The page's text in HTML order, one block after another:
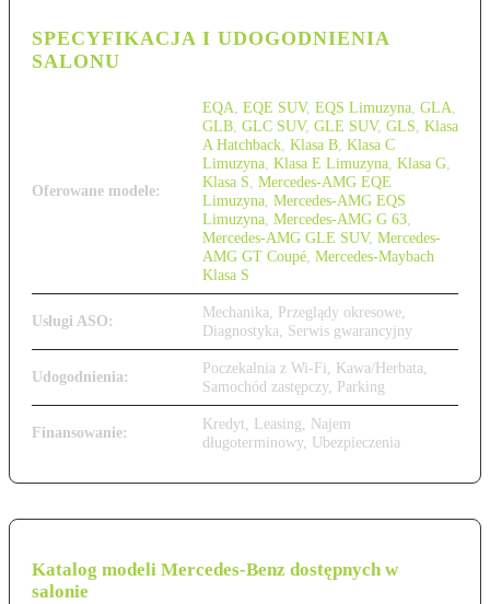
SPECYFIKACJA I UDOGODNIENIA
SALONU
Oferowane modele:
EQA EQE SUV, EQS Limuzyna GLA
GLB GLC SUV, GLE SUV, GLS Klasa
A Hatchback Klasa B Klasa C
Limuzyna Klasa E Limuzyna Klasa G
Klasa S Mercedes-AMG EQE
Limuzyna Mercedes-AMG EQS
Limuzyna Mercedes-AMG G 63
Mercedes-AMG GLE SUV, Mercedes-
AMG GT Coupé Mercedes-Maybach
Klasa S
Usługi ASO:
Mechanika, Przeglądy okresowe,
Diagnostyka, Serwis gwarancyjny
Udogodnienia:
Poczekalnia z Wi-Fi, Kawa/Herbata,
Samochód zastępczy, Parking
Finansowanie:
Kredyt, Leasing, Najem
długoterminowy, Ubezpieczenia
Katalog modeli Mercedes-Benz dostępnych w
salonie